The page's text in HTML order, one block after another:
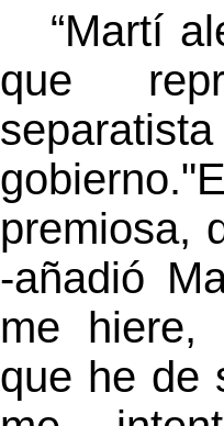
“Martí
que
premiosa,
-añadió
me hiere,
que he de